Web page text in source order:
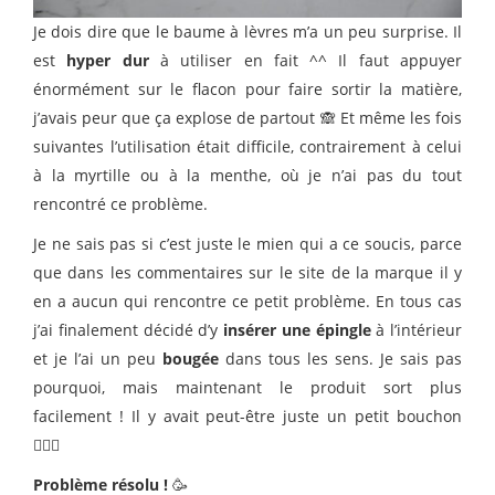
Je dois dire que le baume à lèvres m’a un peu surprise. Il
est hyper dur à utiliser en fait ^^ Il faut appuyer
énormément sur le flacon pour faire sortir la matière,
j’avais peur que ça explose de partout 🙈 Et même les fois
suivantes l’utilisation était difficile, contrairement à celui
à la myrtille ou à la menthe, où je n’ai pas du tout
rencontré ce problème.
Je ne sais pas si c’est juste le mien qui a ce soucis, parce
que dans les commentaires sur le site de la marque il y
en a aucun qui rencontre ce petit problème. En tous cas
j’ai finalement décidé d’y insérer une épingleà l’intérieur
et je l’ai un peu bougée dans tous les sens. Je sais pas
pourquoi, mais maintenant le produit sort plus
facilement ! Il y avait peut-être juste un petit bouchon
🤷🏻‍♀️
Problème résolu ! 🥳